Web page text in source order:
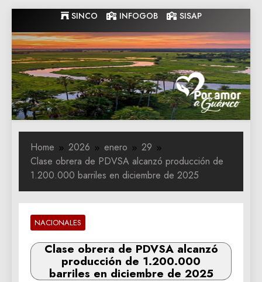
to
content
SINCO INFOGOB SISAP
Gobernacion
de Guarico
Gobernacion de Guarico
Home 2026 enero
29
Clase obrera de PDVSA alcanzó producción de
1.200.000 barriles en diciembre de 2025
NACIONALES
Clase obrera de PDVSA alcanzó
producción de 1.200.000
barriles en diciembre de 2025